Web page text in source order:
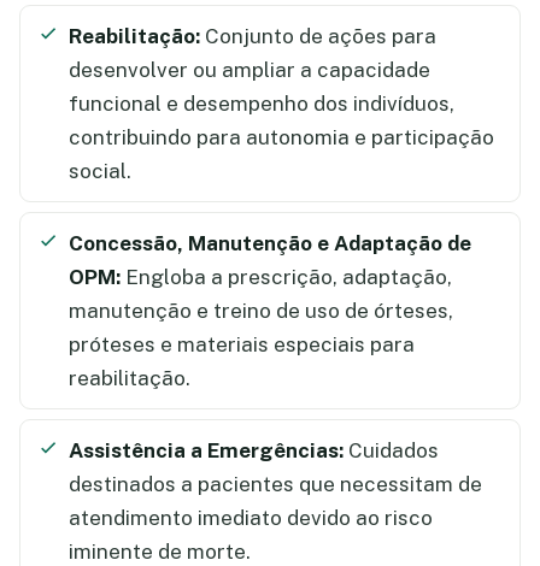
Reabilitação: Conjunto de ações para
desenvolver ou ampliar a capacidade
funcional e desempenho dos indivíduos,
contribuindo para autonomia e participação
social.
Concessão, Manutenção e Adaptação de
OPM: Engloba a prescrição, adaptação,
manutenção e treino de uso de órteses,
próteses e materiais especiais para
reabilitação.
Assistência a Emergências: Cuidados
destinados a pacientes que necessitam de
atendimento imediato devido ao risco
iminente de morte.